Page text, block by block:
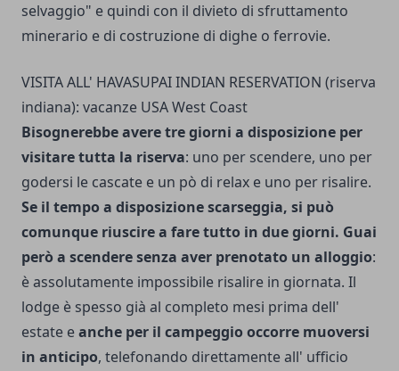
selvaggio" e quindi con il divieto di sfrutta­mento
minerario e di costruzione di dighe o ferrovie.
VISITA ALL' HAVASUPAI INDIAN RESERVATION (riserva
indiana): vacanze USA West Coast
Bisognerebbe avere tre giorni a disposizione per
visitare tutta la riserva: uno per scendere, uno per
godersi le ca­scate e un pò di relax e uno per risalire.
Se il tempo a disposizione scarseggia, si può
comunque riuscire a fare tutto in due giorni. Guai
però a scende­re senza aver prenotato un alloggio:
è assolutamente impossibi­le risalire in giornata. Il
lodge è spesso già al completo mesi prima dell'
estate eanche per il campeggio occorre muo­versi
in anticipo, telefonando direttamente all' ufficio